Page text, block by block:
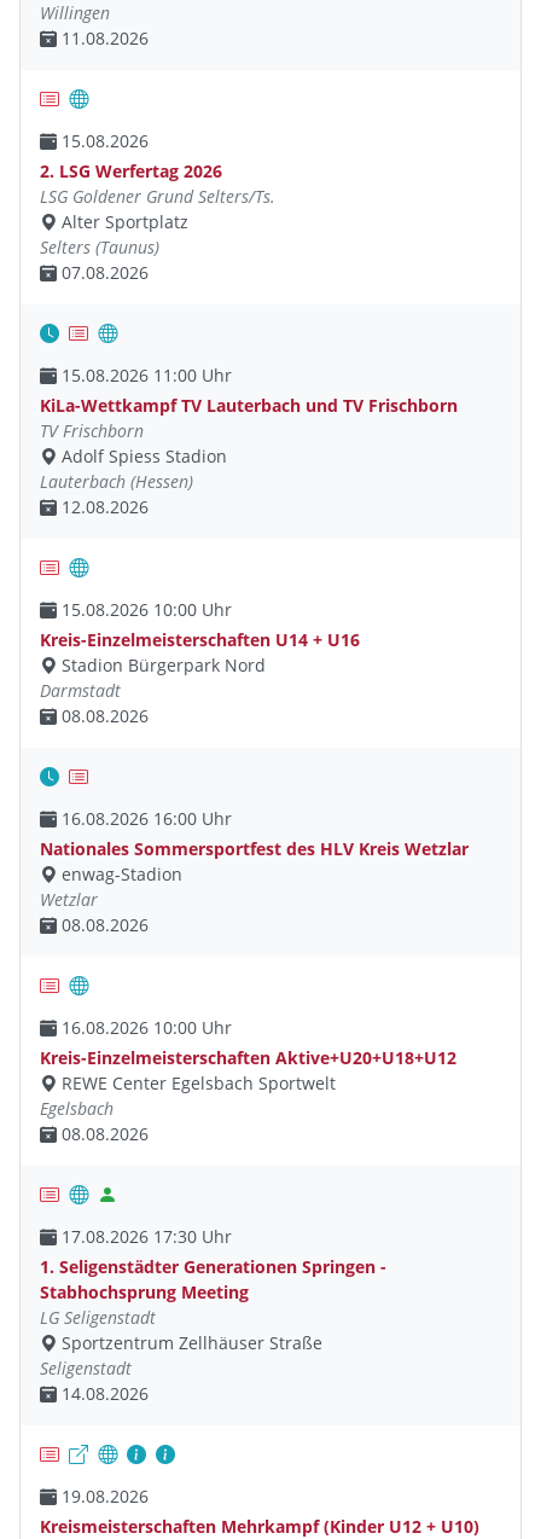
Willingen
11.08.2026
15.08.2026
2. LSG Werfertag 2026
LSG Goldener Grund Selters/Ts.
Alter Sportplatz
Selters (Taunus)
07.08.2026
15.08.2026 11:00 Uhr
KiLa-Wettkampf TV Lauterbach und TV Frischborn
TV Frischborn
Adolf Spiess Stadion
Lauterbach (Hessen)
12.08.2026
15.08.2026 10:00 Uhr
Kreis-Einzelmeisterschaften U14 + U16
Stadion Bürgerpark Nord
Darmstadt
08.08.2026
16.08.2026 16:00 Uhr
Nationales Sommersportfest des HLV Kreis Wetzlar
enwag-Stadion
Wetzlar
08.08.2026
16.08.2026 10:00 Uhr
Kreis-Einzelmeisterschaften Aktive+U20+U18+U12
REWE Center Egelsbach Sportwelt
Egelsbach
08.08.2026
17.08.2026 17:30 Uhr
1. Seligenstädter Generationen Springen -
Stabhochsprung Meeting
LG Seligenstadt
Sportzentrum Zellhäuser Straße
Seligenstadt
14.08.2026
19.08.2026
Kreismeisterschaften Mehrkampf (Kinder U12 + U10)